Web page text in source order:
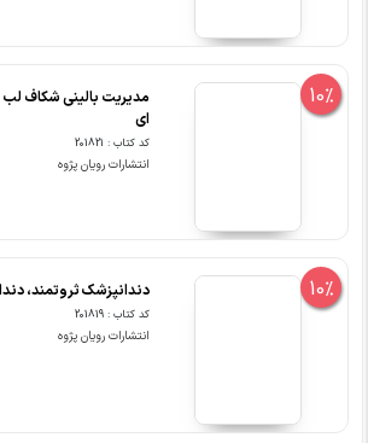
10%
مدیریت بالینی شکاف لب
ای
کد کتاب : 201821
انتشارات رویان پژوه
10% دندانپزشک ثروتمند،
کد کتاب : 201819
انتشارات رویان پژوه